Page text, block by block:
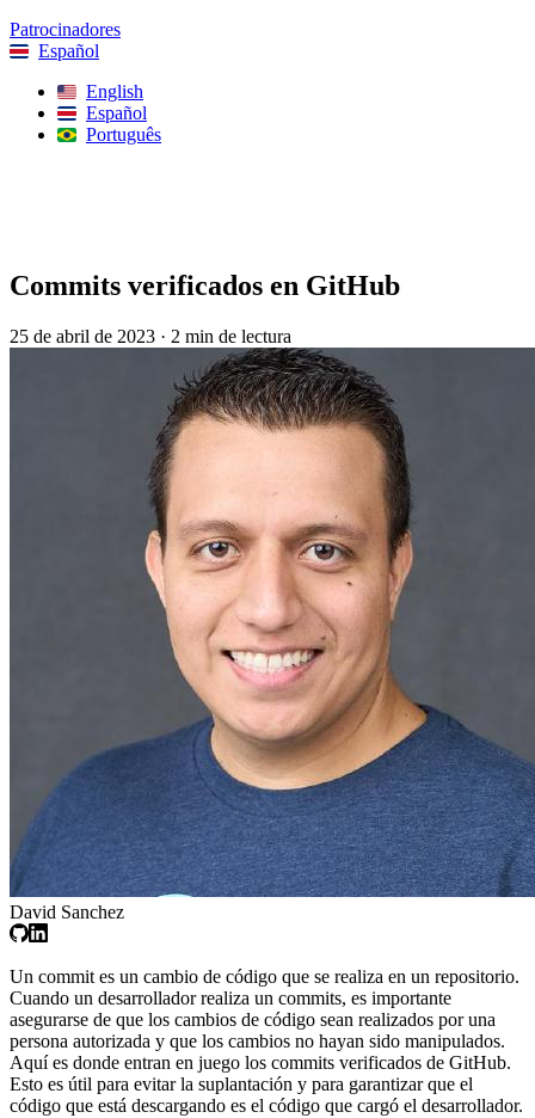
Patrocinadores
Español
English
Español
Português
Commits verificados en GitHub
25 de abril de 2023 · 2 min de lectura
David Sanchez
Un commit es un cambio de código que se realiza en un repositorio.
Cuando un desarrollador realiza un commits, es importante
asegurarse de que los cambios de código sean realizados por una
persona autorizada y que los cambios no hayan sido manipulados.
Aquí es donde entran en juego los commits verificados de GitHub.
Esto es útil para evitar la suplantación y para garantizar que el
código que está descargando es el código que cargó el desarrollador.